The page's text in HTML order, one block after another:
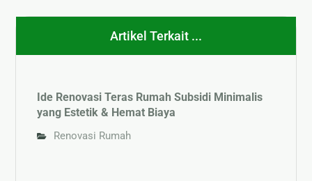
Artikel Terkait ...
Ide Renovasi Teras Rumah Subsidi Minimalis
yang Estetik & Hemat Biaya
Renovasi Rumah